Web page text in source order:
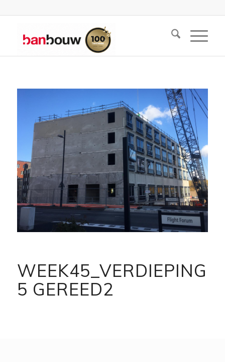
WEEK45_VERDIEPING
5 GEREED2